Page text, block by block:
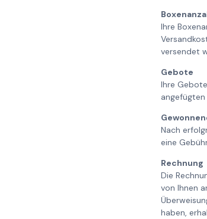
Ihre
versendet
Gebote
Ihre
angefügten
Nach
eine
Rechnung
Die
von Ihnen
haben,